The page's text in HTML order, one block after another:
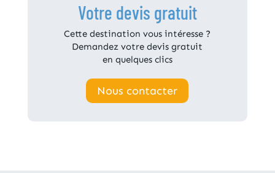
Votre devis gratuit
Cette destination vous intéresse ?
Demandez votre devis gratuit
en quelques clics
Nous contacter